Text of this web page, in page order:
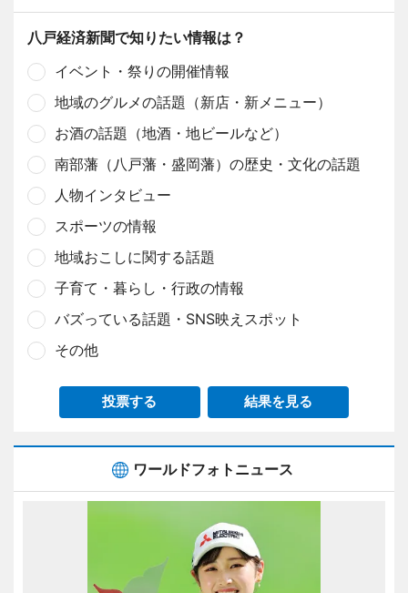
八戸経済新聞で知りたい情報は？
イベント・祭りの開催情報
地域のグルメの話題（新店・新メニュー）
お酒の話題（地酒・地ビールなど）
南部藩（八戸藩・盛岡藩）の歴史・文化の話題
人物インタビュー
スポーツの情報
地域おこしに関する話題
子育て・暮らし・行政の情報
バズっている話題・SNS映えスポット
その他
投票する 結果を見る
ワールドフォトニュース